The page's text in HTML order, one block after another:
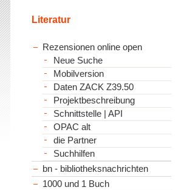
Literatur
Rezensionen online open
Neue Suche
Mobilversion
Daten ZACK Z39.50
Projektbeschreibung
Schnittstelle | API
OPAC alt
die Partner
Suchhilfen
bn - bibliotheksnachrichten
1000 und 1 Buch